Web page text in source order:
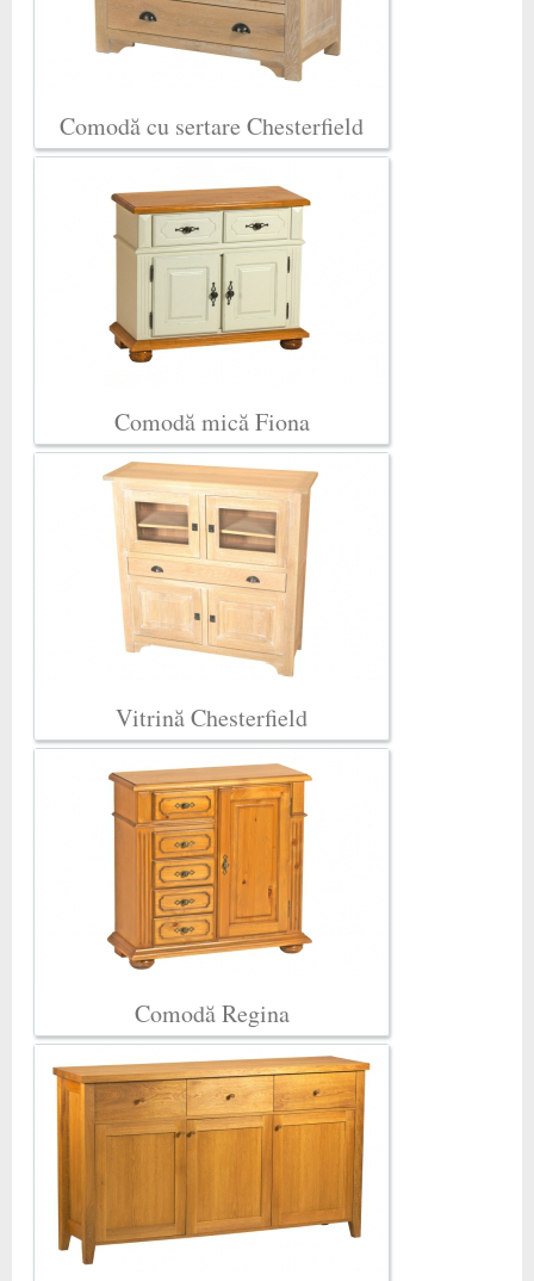
Comodă cu sertare Chesterfield
Comodă mică Fiona
Vitrină Chesterfield
Comodă Regina